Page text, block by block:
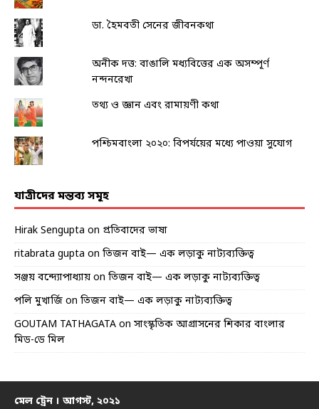
ডা. হৈমবতী সেনের জীবনকথা
অনীক দত্ত: বাঙালি মধ্যবিত্তের এক অসম্পূর্ণ
নন্দনরেখা
তথ্য ও জ্ঞান এবং রামায়ণী কথা
পশ্চিমবাংলা ২০২০: বিপর্যয়ের মধ্যে পাওয়া সুযোগ
যাত্রীদের মন্তব্য সমূহ
Hirak Sengupta on প্রতিবাদের ভাষা
ritabrata gupta on তিজন বাই— এক লড়াকু নাট্যব্যক্তিত্ব
সঞ্জয় বন্দ্যোপাধ্যায় on তিজন বাই— এক লড়াকু নাট্যব্যক্তিত্ব
পলি মুখার্জি on তিজন বাই— এক লড়াকু নাট্যব্যক্তিত্ব
GOUTAM TATHAGATA on সাংস্কৃতিক আগ্রাসনের শিকার বাংলার
মিড-ডে মিল
মেল ট্রেন । আগস্ট, ২০২১